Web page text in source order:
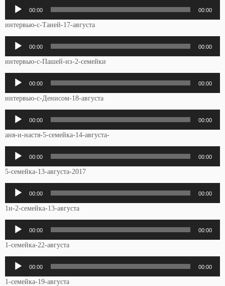
Аудиоплеер
00:00 00:00
интервью-с-Таней-17-августа
Аудиоплеер
00:00 00:00
интервью-с-Пашей-из-2-семейки
Аудиоплеер
00:00 00:00
интервью-с-Денисом-18-августа
Аудиоплеер
00:00 00:00
аня-и-настя-5-семейка-14-августа-
Аудиоплеер
00:00 00:00
5-семейка-13-августа-2017
Аудиоплеер
00:00 00:00
1и-2-семейка-13-августа
Аудиоплеер
00:00 00:00
1-семейка-22-августа
Аудиоплеер
00:00 00:00
1-семейка-19-августа